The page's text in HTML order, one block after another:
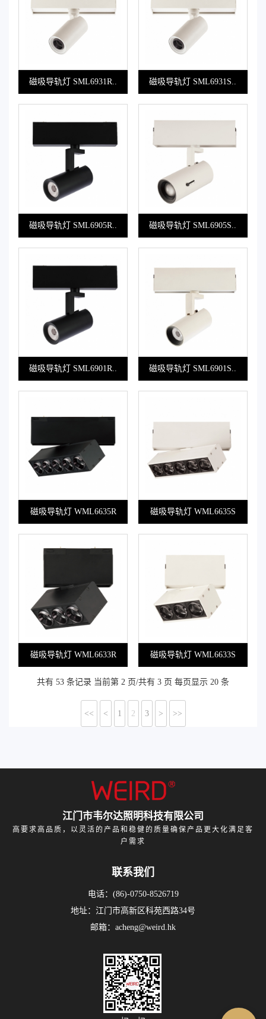
磁吸导轨灯 SML6931R.. 磁吸导轨灯 SML6931S..
磁吸导轨灯 SML6905R.. 磁吸导轨灯 SML6905S..
磁吸导轨灯 SML6901R.. 磁吸导轨灯 SML6901S..
磁吸导轨灯 WML6635R 磁吸导轨灯 WML6635S
磁吸导轨灯 WML6633R 磁吸导轨灯 WML6633S
共有 53 条记录 当前第 2 页/共有 3 页 每页显示 20 条
<< < 1 2 3 > >>
江门市韦尔达照明科技有限公司
高要求高品质，以灵活的产品和稳健的质量确保产品更大化满足客
户需求
联系我们
电话：(86)-0750-8526719
地址：江门市高新区科苑西路34号
邮箱：acheng@weird.hk